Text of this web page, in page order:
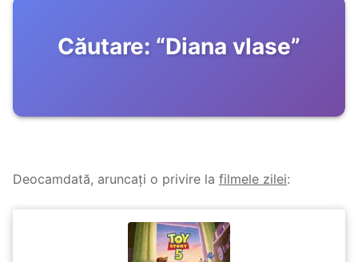
Căutare: “Diana vlase”
Deocamdată, aruncați o privire la filmele zilei: